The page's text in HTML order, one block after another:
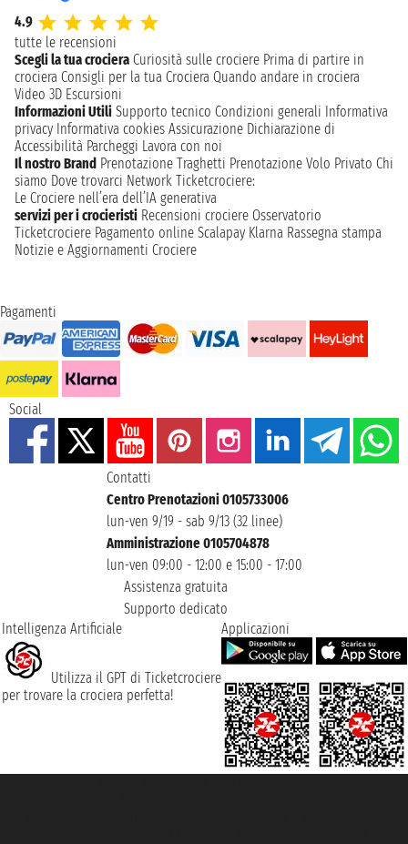
4.9
tutte le recensioni
Scegli la tua crociera Curiosità sulle crociere Prima di partire in
crociera Consigli per la tua Crociera Quando andare in crociera
Video 3D Escursioni
Informazioni Utili Supporto tecnico Condizioni generali Informativa
privacy Informativa cookies Assicurazione Dichiarazione di
Accessibilità Parcheggi Lavora con noi
Il nostro Brand Prenotazione Traghetti Prenotazione Volo Privato Chi
siamo Dove trovarci Network Ticketcrociere:
Le Crociere nell’era dell’IA generativa
servizi per i crocieristi Recensioni crociere Osservatorio
Ticketcrociere Pagamento online Scalapay Klarna Rassegna stampa
Notizie e Aggiornamenti Crociere
Pagamenti
Social
Contatti
Centro Prenotazioni 0105733006
lun-ven 9/19 - sab 9/13 (32 linee)
Amministrazione 0105704878
lun-ven 09:00 - 12:00 e 15:00 - 17:00
Assistenza gratuita
Supporto dedicato
Intelligenza Artificiale
Utilizza il GPT di Ticketcrociere
per trovare la crociera perfetta!
Applicazioni